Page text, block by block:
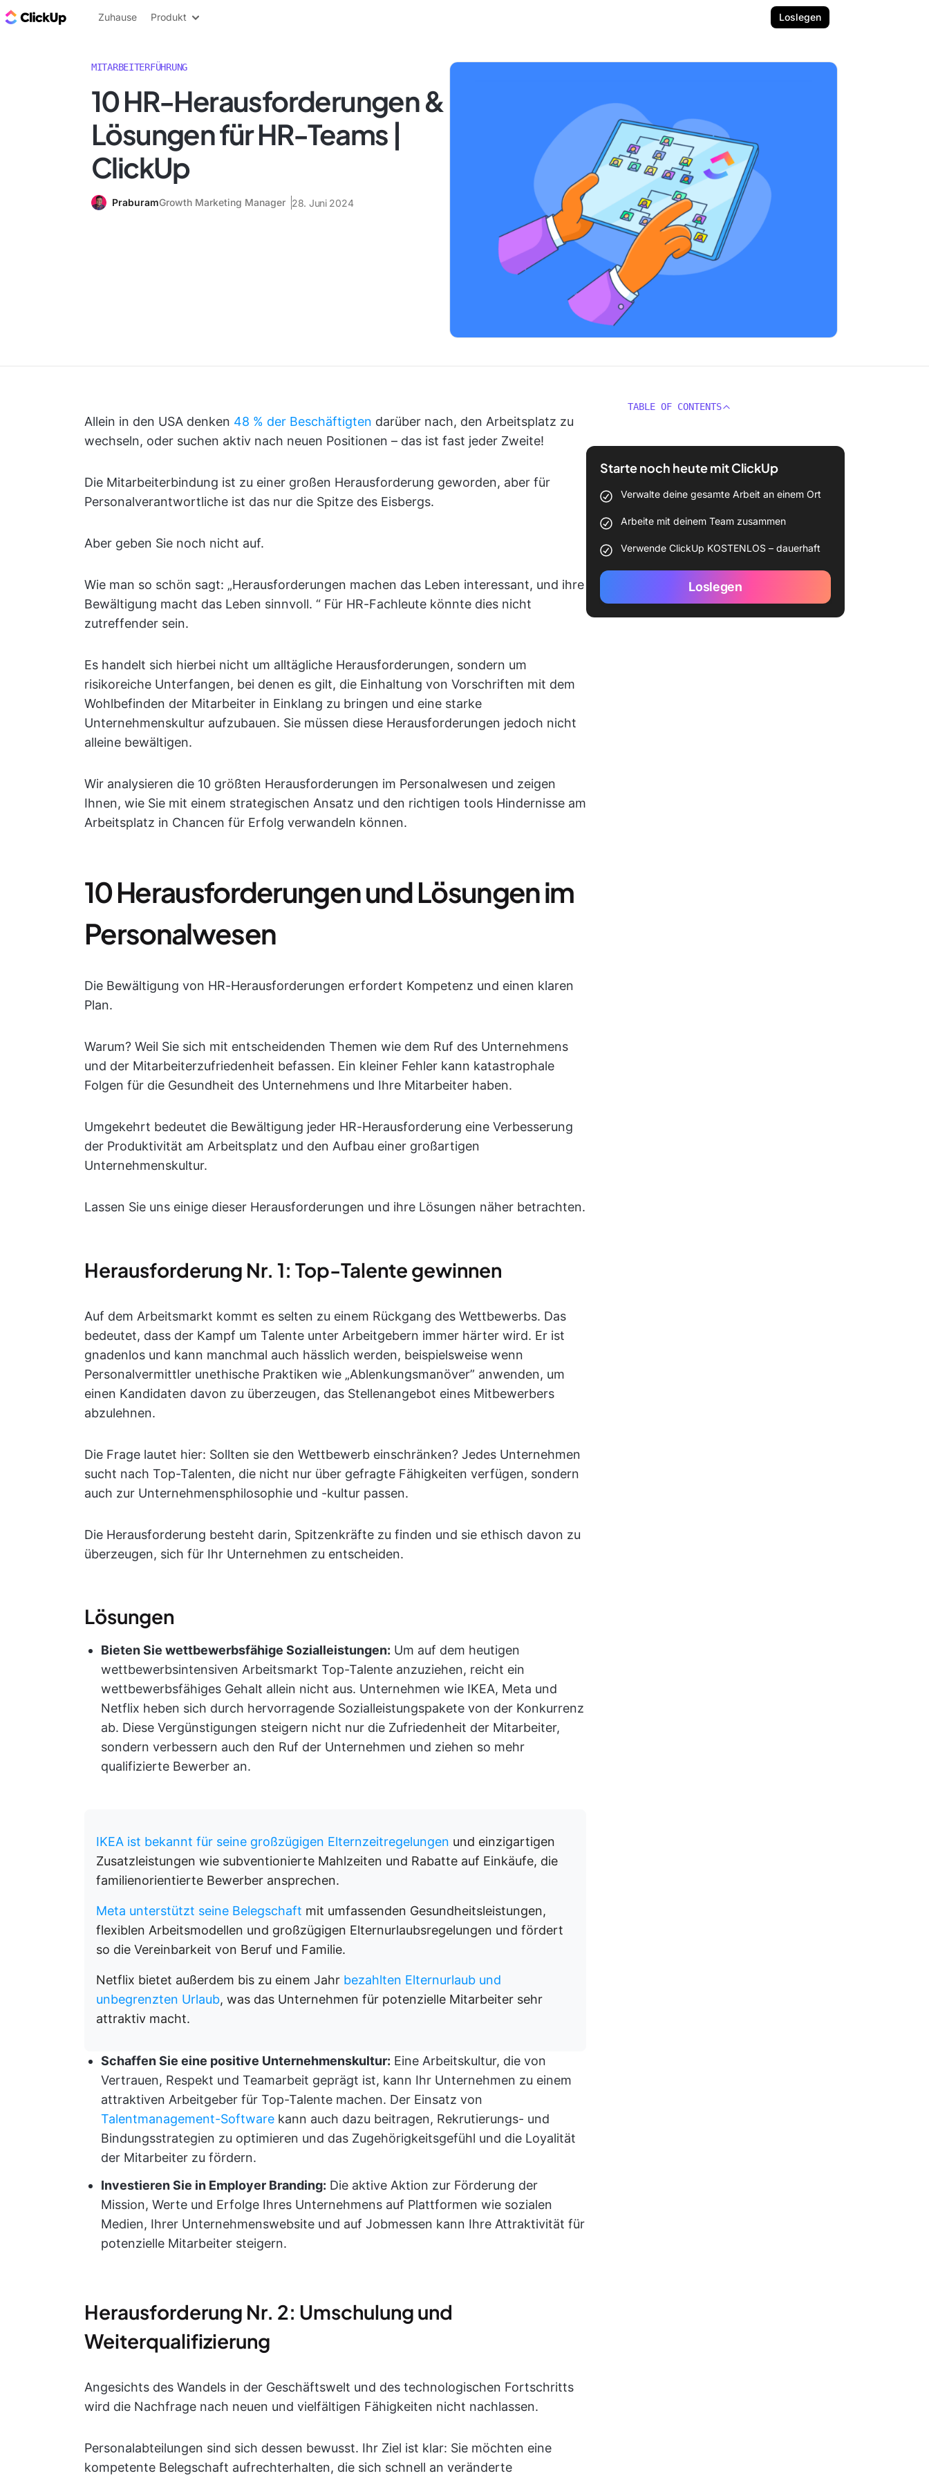
ClickUp Blog
Zuhause Produkt Loslegen
MITARBEITERFÜHRUNG
10 HR-Herausforderungen &
Lösungen für HR-Teams |
ClickUp
PraburamGrowth Marketing Manager 28. Juni 2024
Allein in den USA denken 48 % der Beschäftigten darüber nach, den Arbeitsplatz zu
wechseln, oder suchen aktiv nach neuen Positionen – das ist fast jeder Zweite!
Die Mitarbeiterbindung ist zu einer großen Herausforderung geworden, aber für
Personalverantwortliche ist das nur die Spitze des Eisbergs.
Aber geben Sie noch nicht auf.
Wie man so schön sagt: „Herausforderungen machen das Leben interessant, und ihre
Bewältigung macht das Leben sinnvoll. “ Für HR-Fachleute könnte dies nicht
zutreffender sein.
Es handelt sich hierbei nicht um alltägliche Herausforderungen, sondern um
risikoreiche Unterfangen, bei denen es gilt, die Einhaltung von Vorschriften mit dem
Wohlbefinden der Mitarbeiter in Einklang zu bringen und eine starke
Unternehmenskultur aufzubauen. Sie müssen diese Herausforderungen jedoch nicht
alleine bewältigen.
Wir analysieren die 10 größten Herausforderungen im Personalwesen und zeigen
Ihnen, wie Sie mit einem strategischen Ansatz und den richtigen tools Hindernisse am
Arbeitsplatz in Chancen für Erfolg verwandeln können.
10 Herausforderungen und Lösungen im
Personalwesen
Die Bewältigung von HR-Herausforderungen erfordert Kompetenz und einen klaren
Plan.
Warum? Weil Sie sich mit entscheidenden Themen wie dem Ruf des Unternehmens
und der Mitarbeiterzufriedenheit befassen. Ein kleiner Fehler kann katastrophale
Folgen für die Gesundheit des Unternehmens und Ihre Mitarbeiter haben.
Umgekehrt bedeutet die Bewältigung jeder HR-Herausforderung eine Verbesserung
der Produktivität am Arbeitsplatz und den Aufbau einer großartigen
Unternehmenskultur.
Lassen Sie uns einige dieser Herausforderungen und ihre Lösungen näher betrachten.
Herausforderung Nr. 1: Top-Talente gewinnen
Auf dem Arbeitsmarkt kommt es selten zu einem Rückgang des Wettbewerbs. Das
bedeutet, dass der Kampf um Talente unter Arbeitgebern immer härter wird. Er ist
gnadenlos und kann manchmal auch hässlich werden, beispielsweise wenn
Personalvermittler unethische Praktiken wie „Ablenkungsmanöver” anwenden, um
einen Kandidaten davon zu überzeugen, das Stellenangebot eines Mitbewerbers
abzulehnen.
Die Frage lautet hier: Sollten sie den Wettbewerb einschränken? Jedes Unternehmen
sucht nach Top-Talenten, die nicht nur über gefragte Fähigkeiten verfügen, sondern
auch zur Unternehmensphilosophie und -kultur passen.
Die Herausforderung besteht darin, Spitzenkräfte zu finden und sie ethisch davon zu
überzeugen, sich für Ihr Unternehmen zu entscheiden.
Lösungen
Bieten Sie wettbewerbsfähige Sozialleistungen: Um auf dem heutigen
wettbewerbsintensiven Arbeitsmarkt Top-Talente anzuziehen, reicht ein
wettbewerbsfähiges Gehalt allein nicht aus. Unternehmen wie IKEA, Meta und
Netflix heben sich durch hervorragende Sozialleistungspakete von der Konkurrenz
ab. Diese Vergünstigungen steigern nicht nur die Zufriedenheit der Mitarbeiter,
sondern verbessern auch den Ruf der Unternehmen und ziehen so mehr
qualifizierte Bewerber an.
IKEA ist bekannt für seine großzügigen Elternzeitregelungen und einzigartigen
Zusatzleistungen wie subventionierte Mahlzeiten und Rabatte auf Einkäufe, die
familienorientierte Bewerber ansprechen.
Meta unterstützt seine Belegschaft mit umfassenden Gesundheitsleistungen,
flexiblen Arbeitsmodellen und großzügigen Elternurlaubsregelungen und fördert
so die Vereinbarkeit von Beruf und Familie.
Netflix bietet außerdem bis zu einem Jahr bezahlten Elternurlaub und
unbegrenzten Urlaub, was das Unternehmen für potenzielle Mitarbeiter sehr
attraktiv macht.
Schaffen Sie eine positive Unternehmenskultur: Eine Arbeitskultur, die von
Vertrauen, Respekt und Teamarbeit geprägt ist, kann Ihr Unternehmen zu einem
attraktiven Arbeitgeber für Top-Talente machen. Der Einsatz von
Talentmanagement-Software kann auch dazu beitragen, Rekrutierungs- und
Bindungsstrategien zu optimieren und das Zugehörigkeitsgefühl und die Loyalität
der Mitarbeiter zu fördern.
Investieren Sie in Employer Branding: Die aktive Aktion zur Förderung der
Mission, Werte und Erfolge Ihres Unternehmens auf Plattformen wie sozialen
Medien, Ihrer Unternehmenswebsite und auf Jobmessen kann Ihre Attraktivität für
potenzielle Mitarbeiter steigern.
Herausforderung Nr. 2: Umschulung und
Weiterqualifizierung
Angesichts des Wandels in der Geschäftswelt und des technologischen Fortschritts
wird die Nachfrage nach neuen und vielfältigen Fähigkeiten nicht nachlassen.
Personalabteilungen sind sich dessen bewusst. Ihr Ziel ist klar: Sie möchten eine
kompetente Belegschaft aufrechterhalten, die sich schnell an veränderte
TABLE OF CONTENTS
Starte noch heute mit ClickUp
Verwalte deine gesamte Arbeit an einem Ort
Arbeite mit deinem Team zusammen
Verwende ClickUp KOSTENLOS – dauerhaft
Loslegen